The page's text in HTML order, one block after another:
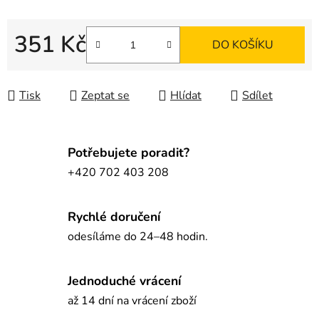
351 Kč DO KOŠÍKU
Tisk Zeptat se Hlídat Sdílet
Potřebujete poradit?
+420 702 403 208
Rychlé doručení
odesíláme do 24–48 hodin.
Jednoduché vrácení
až 14 dní na vrácení zboží